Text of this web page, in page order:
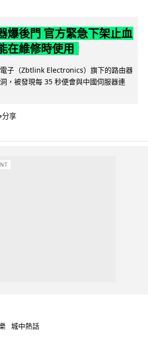
爆後門 官方緊急下架止血
在維修時使用
子（Zbtlink Electronics）旗下的路由器
，被發現每 35 秒便會與中國伺服器連
分享
城中熱話